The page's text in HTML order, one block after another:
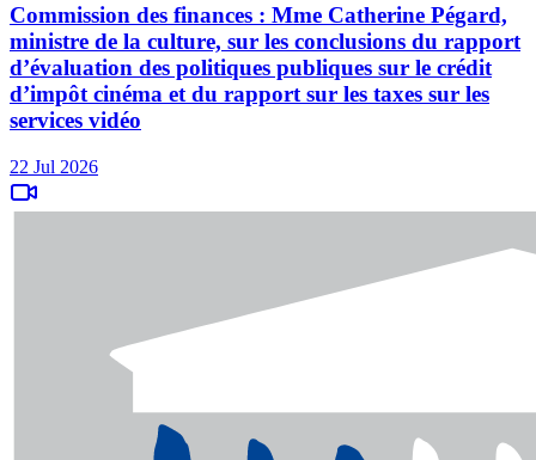
Commission des finances : Mme Catherine Pégard,
ministre de la culture, sur les conclusions du rapport
d’évaluation des politiques publiques sur le crédit
d’impôt cinéma et du rapport sur les taxes sur les
services vidéo
22 Jul 2026